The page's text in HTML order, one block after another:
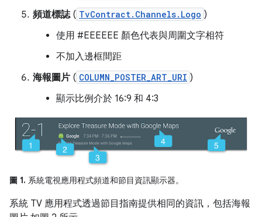
頻道標誌( TvContract.Channels.Logo )
使用 #EEEEEE 顏色代表與周圍文字相符
不加入邊框間距
海報圖片 ( COLUMN_POSTER_ART_URI )
顯示比例介於 16:9 和 4:3
圖 1. 系統電視應用程式頻道和節目資訊顯示器。
系統 TV 應用程式透過節目指南提供相同的資訊，包括海報